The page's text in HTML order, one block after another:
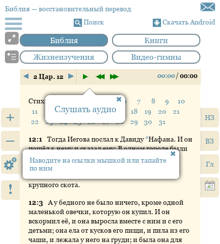
Библия— восстановительный перевод
Поиск
Скачать Android
Библия
Книги
Жизнеизучения
Видео-гимны
+
–
!
НЗ
ВЗ
Гл
2 Цар. 12 00:00 / 00:00
Стих: 6 7 8 9
10
11
13 14 15 16 18 19 20
21
22
23 24 25 26 27 28 29 30 31
12:1 Тогда Иегова послал к ДавидуаНафана. И он
пошёл к нему и сказал ему: В одном городе были
два человека: один богатый, а другой бедный.
крупного скота.
12:3 Ау бедного не было ничего, кроме одной
маленькой овечки, которую он купил. И он
вскормил её, и она выросла вместе с ним и с его
детьми; она ела от кусков его пищи, и пила из его
чаши, и лежала у него на груди; и была она для
Слушать аудио
Наводите на ссылки мышкой или тапайте
по ним